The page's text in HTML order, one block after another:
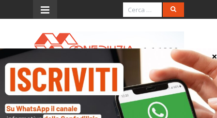
Menu
CN - archivio 1995